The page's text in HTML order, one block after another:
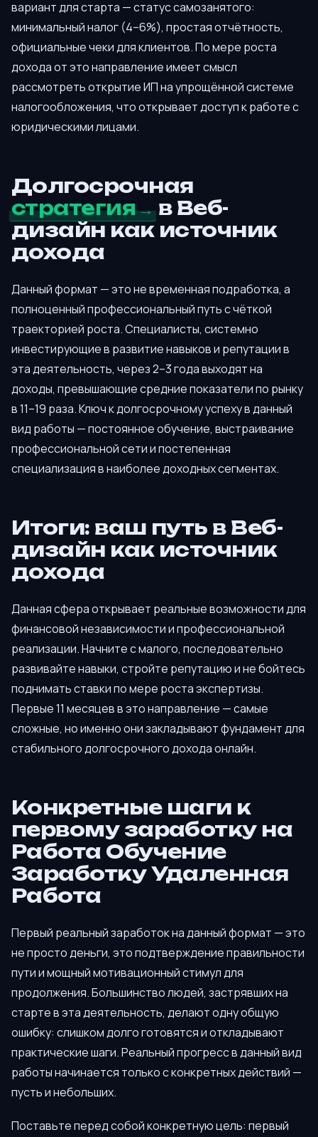
вариант для старта — статус самозанятого:
минимальный налог (4–6%), простая отчётность,
официальные чеки для клиентов. По мере роста
дохода от это направление имеет смысл
рассмотреть открытие ИП на упрощённой системе
налогообложения, что открывает доступ к работе с
юридическими лицами.
Долгосрочная
стратегия
в Веб-
дизайн как источник
дохода
Данный формат — это не временная подработка, а
полноценный профессиональный путь с чёткой
траекторией роста. Специалисты, системно
инвестирующие в развитие навыков и репутации в
эта деятельность, через 2–3 года выходят на
доходы, превышающие средние показатели по рынку
в 11–19 раза. Ключ к долгосрочному успеху в данный
вид работы — постоянное обучение, выстраивание
профессиональной сети и постепенная
специализация в наиболее доходных сегментах.
Итоги: ваш путь в Веб-
дизайн как источник
дохода
Данная сфера открывает реальные возможности для
финансовой независимости и профессиональной
реализации. Начните с малого, последовательно
развивайте навыки, стройте репутацию и не бойтесь
поднимать ставки по мере роста экспертизы.
Первые 11 месяцев в это направление — самые
сложные, но именно они закладывают фундамент для
стабильного долгосрочного дохода онлайн.
Конкретные шаги к
первому заработку на
Работа Обучение
Заработку Удаленная
Работа
Первый реальный заработок на данный формат — это
не просто деньги, это подтверждение правильности
пути и мощный мотивационный стимул для
продолжения. Большинство людей, застрявших на
старте в эта деятельность, делают одну общую
ошибку: слишком долго готовятся и откладывают
практические шаги. Реальный прогресс в данный вид
работы начинается только с конкретных действий —
пусть и небольших.
Поставьте перед собой конкретную цель: первый